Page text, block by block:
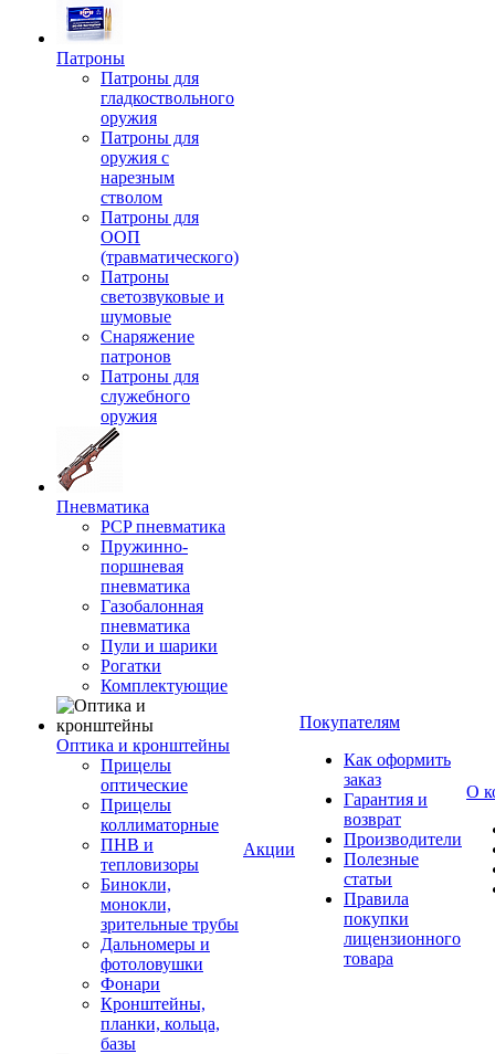
Патроны
Патроны для
гладкоствольного
оружия
Патроны для
оружия с
нарезным
стволом
Патроны для
ООП
(травматического)
Патроны
светозвуковые и
шумовые
Снаряжение
патронов
Патроны для
служебного
оружия
Пневматика
PCP пневматика
Пружинно-
поршневая
пневматика
Газобалонная
пневматика
Пули и шарики
Рогатки
Комплектующие
Оптика и кронштейны
Прицелы
оптические
Прицелы
коллиматорные
ПНВ и
тепловизоры
Бинокли,
монокли,
зрительные трубы
Дальномеры и
фотоловушки
Фонари
Кронштейны,
планки, кольца,
базы
Акции
Покупателям
Как оформить
заказ
Гарантия и
возврат
Производители
Полезные
статьи
Правила
покупки
лицензионного
товара
О